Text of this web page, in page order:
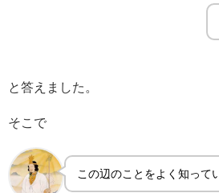
と答えました。
そこで
この辺のことをよく知って